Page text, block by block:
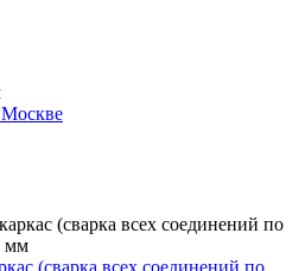
Москве
(сварка всех соединений по